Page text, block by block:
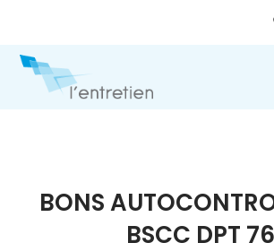
BONS
BSCC DPT 76